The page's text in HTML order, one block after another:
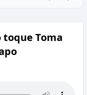
Toma